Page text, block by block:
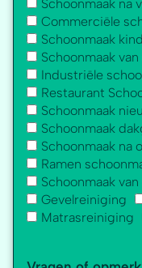
Schoonmaak na
Commerciële
Schoonmaak
Schoonmaak
Industriële
Restaurant
Schoonmaak
Schoonmaak
Schoonmaak na
Ramen
Schoonmaak
Gevelreiniging
Matrasreiniging